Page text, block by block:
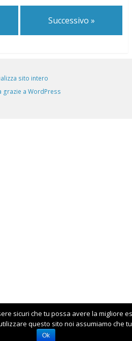
Successivo »
sito intero
grazie a WordPress
sicuri che tu possa avere la migliore
questo sito noi assumiamo che
Ok